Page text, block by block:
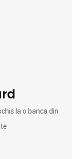
la o banca din